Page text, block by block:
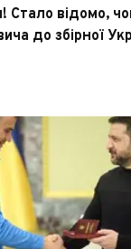
Стало відомо,
до збірної